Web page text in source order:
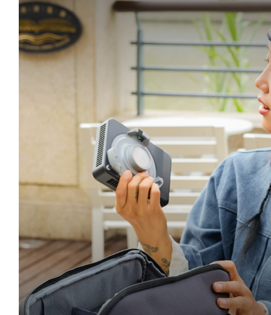
モビライト２
パルソ8
Aputure
amaran
その他
プレスリリース
アクセサリー
デジタルバック (再整備品)
レンズ
アクセサリー
空撮・アーカイブ
新着情報
ファームウェア
価格表
PMI スモークベスト
アクセサリー
YouTube
ライトマスタープロ L-478D
スピードマスター L-858D
スペクトロマスター C-800
スペクトロメーター C-4000
スペクトロメーター C-7000
L-858D用 RT-BR(broncolor用)
製品一覧
ハイグロスフォトペーパー330
メタリックパール ハイグロスフォトペーパー290
ラスター フォトペーパー300
ラスター フォトペーパーDUO
テクスチャード マット コットンペーパー
SUNBOUNCE
SUNSNIPER
Vasolna
リフレクター/アタッチメント
ソフトボックス/アンブレラ
バッグ
パーフェクトキット
DW200
蛍光灯ルマックス
防湿庫
スイスワイン